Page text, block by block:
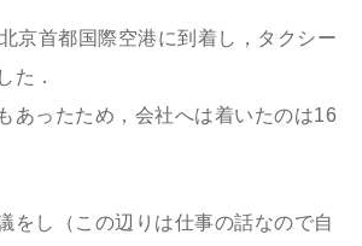
京首都国際空港に到着し，タクシー
た．
あったため，会社へは着いたのは16
をし（この辺りは仕事の話なので自